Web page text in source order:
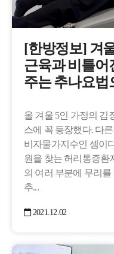
[한방정보] 겨
근육과 비틀어
주는 추나요법
올 겨울 5인 가정의 김
스에 꼭 등장했다. 다
비자물가지수인 셈이
원을 찾는 허리통증환
의 여러 부분에 무리
추...
2021.12.02